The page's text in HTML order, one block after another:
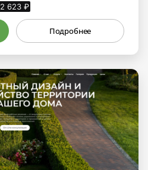
2 623 ₽
Подробнее